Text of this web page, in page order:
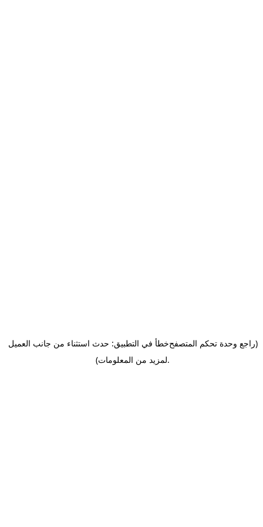
خطأ في التطبيق: حدث استثناء من جانب العميل(راجع وحدة تحكم المتصفح
لمزيد من المعلومات).